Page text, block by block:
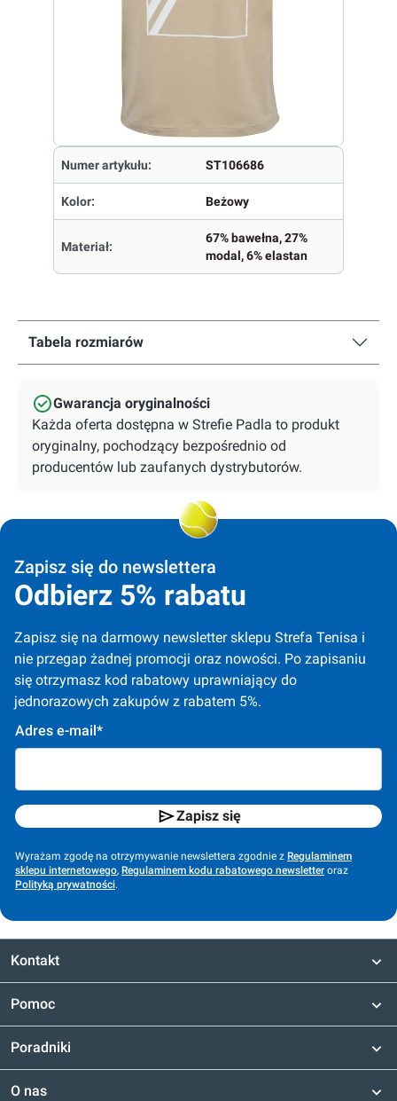
Numer artykułu: ST106686
Kolor: Beżowy
Materiał:
67% bawełna, 27%
modal, 6% elastan
Tabela rozmiarów
Gwarancja oryginalności
Każda oferta dostępna w Strefie Padla to produkt
oryginalny, pochodzący bezpośrednio od
producentów lub zaufanych dystrybutorów.
Zapisz się do newslettera
Odbierz 5% rabatu
Zapisz się na darmowy newsletter sklepu Strefa Tenisa i
nie przegap żadnej promocji oraz nowości. Po zapisaniu
się otrzymasz kod rabatowy uprawniający do
jednorazowych zakupów z rabatem 5%.
Adres e-mail*
Zapisz się
Wyrażam zgodę na otrzymywanie newslettera zgodnie z Regulaminem
sklepu internetowego, Regulaminem kodu rabatowego newsletter oraz
Polityką prywatności.
Kontakt
Pomoc
Poradniki
O nas